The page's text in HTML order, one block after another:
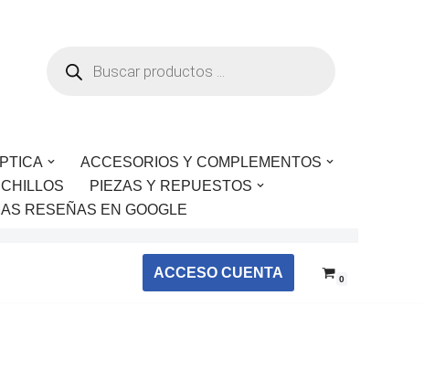
ACCESORIOS Y COMPLEMENTOS
PIEZAS Y REPUESTOS
RESEÑAS EN GOOGLE
ACCESO CUENTA 0